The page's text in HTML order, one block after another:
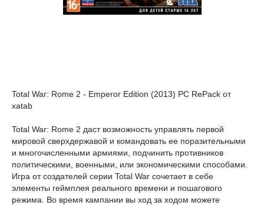
Total War: Rome 2 - Emperor Edition (2013) PC RePack от
xatab
Total War: Rome 2 даст возможность управлять первой
мировой сверхдержавой и командовать ее поразительными
и многочисленными армиями, подчинить противников
политическими, военными, или экономическими способами.
Игра от создателей серии Total War сочетает в себе
элементы геймплея реального времени и пошагового
режима. Во время кампании вы ход за ходом можете